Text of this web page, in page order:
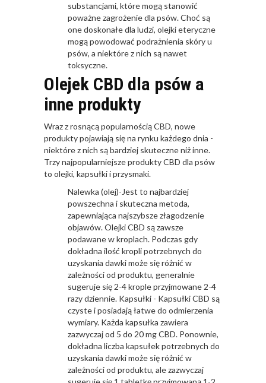
substancjami, które mogą stanowić
poważne zagrożenie dla psów. Choć są
one doskonałe dla ludzi, olejki eteryczne
mogą powodować podrażnienia skóry u
psów, a niektóre z nich są nawet
toksyczne.
Olejek CBD dla psów a
inne produkty
Wraz z rosnącą popularnością CBD, nowe
produkty pojawiają się na rynku każdego dnia -
niektóre z nich są bardziej skuteczne niż inne.
Trzy najpopularniejsze produkty CBD dla psów
to olejki, kapsułki i przysmaki.
Nalewka (olej)-Jest to najbardziej
powszechna i skuteczna metoda,
zapewniająca najszybsze złagodzenie
objawów. Olejki CBD są zawsze
podawane w kroplach. Podczas gdy
dokładna ilość kropli potrzebnych do
uzyskania dawki może się różnić w
zależności od produktu, generalnie
sugeruje się 2-4 krople przyjmowane 2-4
razy dziennie. Kapsułki - Kapsułki CBD są
czyste i posiadają łatwe do odmierzenia
wymiary. Każda kapsułka zawiera
zazwyczaj od 5 do 20 mg CBD. Ponownie,
dokładna liczba kapsułek potrzebnych do
uzyskania dawki może się różnić w
zależności od produktu, ale zazwyczaj